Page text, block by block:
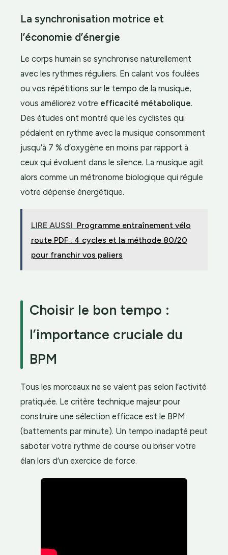
La synchronisation motrice et
l’économie d’énergie
Le corps humain se synchronise naturellement
avec les rythmes réguliers. En calant vos foulées
ou vos répétitions sur le tempo de la musique,
vous améliorez votre efficacité métabolique.
Des études ont montré que les cyclistes qui
pédalent en rythme avec la musique consomment
jusqu’à 7 % d’oxygène en moins par rapport à
ceux qui évoluent dans le silence. La musique agit
alors comme un métronome biologique qui régule
votre dépense énergétique.
LIRE AUSSI Programme entraînement vélo
route PDF : 4 cycles et la méthode 80/20
pour franchir vos paliers
Choisir le bon tempo :
l’importance cruciale du
BPM
Tous les morceaux ne se valent pas selon l’activité
pratiquée. Le critère technique majeur pour
construire une sélection efficace est le BPM
(battements par minute). Un tempo inadapté peut
saboter votre rythme de course ou briser votre
élan lors d’un exercice de force.